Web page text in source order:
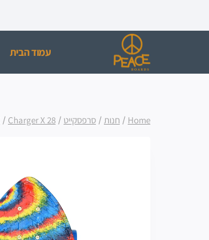
עמוד הבית
Home
/ חנות / סרפסקייט /
/ Charger X 28